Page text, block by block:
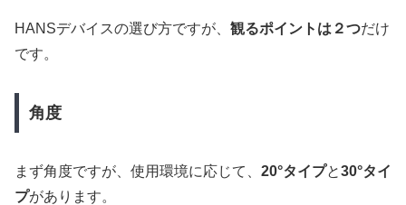
HANSデバイスの選び方ですが、 観るポイントは２つだけ
です。
角度
まず角度ですが、使用環境に応じて、 20°タイプと30°タイ
プがあります。